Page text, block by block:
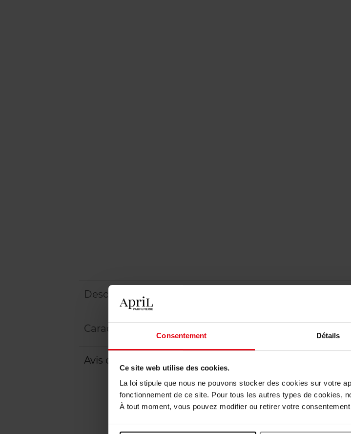
Consentement Détails
Ce site web utilise des cookies.
La loi stipule que nous ne pouvons stocker des cookies sur votre
fonctionnement de ce site. Pour tous les autres types de cookies,
À tout moment, vous pouvez modifier ou retirer votre
Description
Caractéristiques
Avis client
Vous aimerez